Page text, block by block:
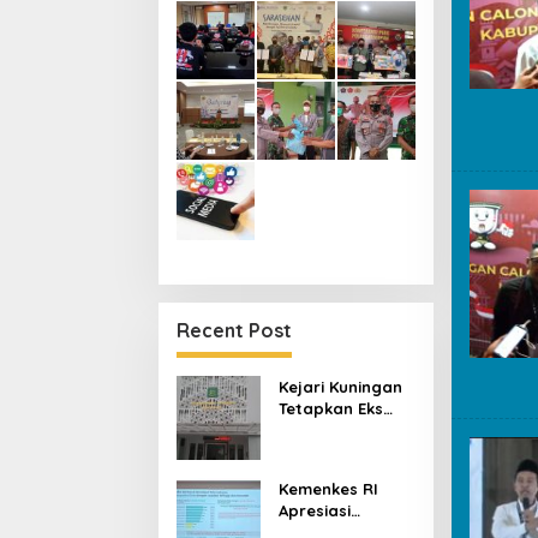
Recent Post
Kejari Kuningan
Tetapkan Eks
Korupsi, Negara
Rugi Rp529 Juta
Kemenkes RI
Apresiasi